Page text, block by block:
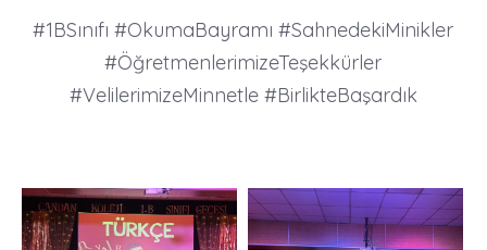
#1BSınıfı #OkumaBayramı #SahnedekiMinikler
#ÖğretmenlerimizeTeşekkürler
#VelilerimizeMinnetle #BirlikteBaşardık